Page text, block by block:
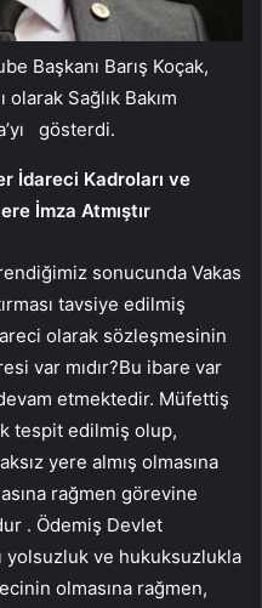
Başkanı Barış Koçak,
Sağlık Bakım
gösterdi.
İdareci Kadroları ve
İmza Atmıştır
sonucunda Vakas
tavsiye edilmiş
olarak sözleşmesinin
var mıdır?Bu ibare var
etmektedir. Müfettiş
tespit edilmiş olup,
yere almış olmasına
rağmen görevine
. Ödemiş Devlet
yolsuzluk ve hukuksuzlukla
olmasına rağmen,